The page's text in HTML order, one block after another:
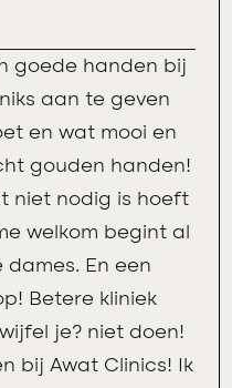
goede handen bij
aan te geven
en wat mooi en
gouden handen!
niet nodig is hoeft
welkom begint al
En een
Betere kliniek
je? niet doen!
bij Awat Clinics! Ik